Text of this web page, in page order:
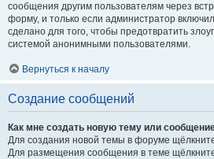
сообщения другим пользователям через
форму, и только если администратор
сделано для того, чтобы предотвратить
системой анонимными пользователями.
Вернуться к началу
Создание сообщений
Как мне создать новую тему или
Для создания новой темы в форуме
Для размещения сообщения в теме